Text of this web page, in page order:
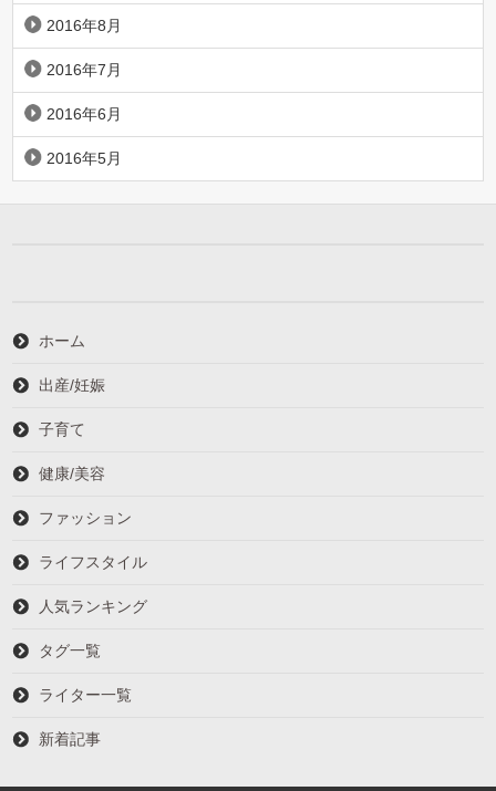
2016年8月
2016年7月
2016年6月
2016年5月
ホーム
出産/妊娠
子育て
健康/美容
ファッション
ライフスタイル
人気ランキング
タグ一覧
ライター一覧
新着記事